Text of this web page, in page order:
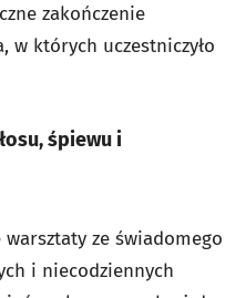
zakończenie
w których uczestniczyło
śpiewu i
ze świadomego
i niecodziennych